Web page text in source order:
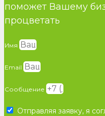
поможет Вашему
процветать
Имя
Email
Сообщение
Отправляя заявку, я